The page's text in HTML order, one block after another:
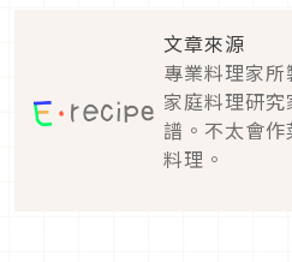
文章來源
專業料理家所
家庭料理研
譜。不太會
料理。